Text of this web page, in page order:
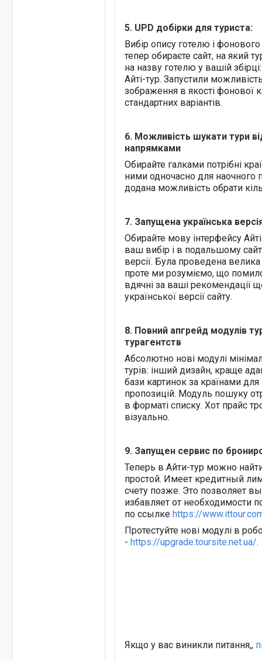
5. UPD добірки для туриста:
Вибір опису готелю і
тепер обираєте сайт, на який
на назву готелю у вашій
Айті-тур. Запустили
зображення в якості фонової
стандартних варіантів.
6. Можливість шукати тури
напрямками
Обирайте галками потрібні
ними одночасно для наочного
додана можливість обрати
7. Запущена українська
Обирайте мову інтерфейсу
ваш вибір і в подальшому
версії. Була проведена
проте ми розуміємо, що
вдячні за ваші рекомендації
української версії сайту.
8. Повний апгрейд модулів
турагентств
Абсолютно нові модулі
турів: інший дизайн, краще
бази картинок за країнами
пропозицій. Модуль пошуку
в форматі списку. Хот прайс
візуально.
9. Запущен сервис по
Теперь в Айти-тур можно
простой. Имеет кредитный
счету позже. Это позволяет
избавляет от необходимости
по ссылке https://
Протестуйте нові модулі в
- https://upgrade.toursite.net.ua/.
Якщо у вас виникли питання,,